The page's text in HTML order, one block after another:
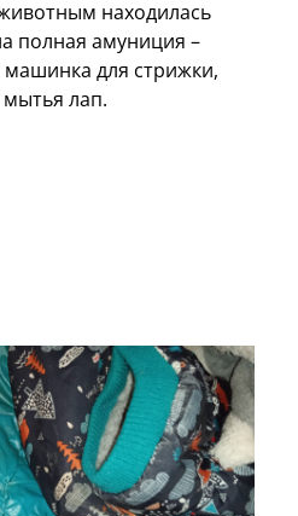
находилась
полная амуниция –
для стрижки,
лап.